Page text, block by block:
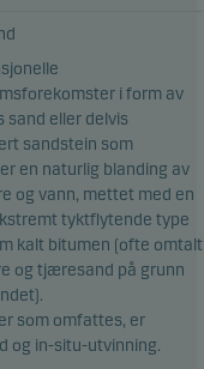
i form av
sand eller delvis
sandstein som
en naturlig blanding av
og vann, mettet med en
tyktflytende type
kalt bitumen (ofte omtalt
og tjæresand på grunn
som omfattes, er
og in-situ-utvinning.